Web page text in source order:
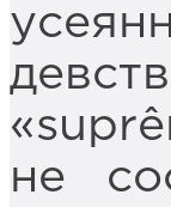
не